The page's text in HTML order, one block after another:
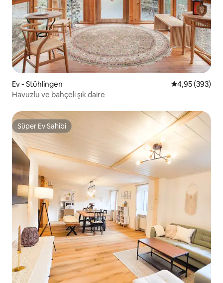
Ev - Stühlingen 5 üzerinden
4,95 (393)
Havuzlu ve bahçeli şık daire
Süper Ev Sahibi
Süper Ev Sahibi